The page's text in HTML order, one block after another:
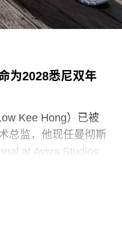
年去世后，阿尔瓦
造了位于派延奈湖
为2028悉尼双年
Kee Hong）已被
总监，他现任曼彻斯
at Aviva Studios